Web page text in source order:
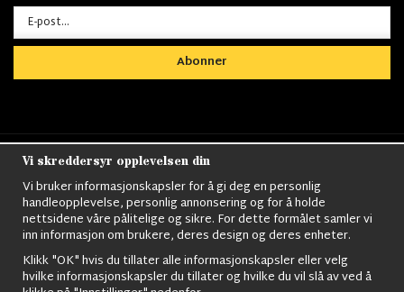
Abonner
Nordens största utbud av
kläder,Militärtöverskott, Militärutrustning, Ordningsvakt
utrustning,väktarkläder,Militärbyxor,Militärjackor,M65
Jackor,Bomberjackor,Militärkängor,Militära Ryggsäckar,Vintage Army
kläder,Sjömanskläder,Paracord,Gasmask,Ghillie
Vi skreddersyr opplevelsen din
Vi bruker informasjonskapsler for å gi deg en personlig
handleopplevelse, personlig annonsering og for å holde
nettsidene våre pålitelige og sikre. For dette formålet samler vi
inn informasjon om brukere, deres design og deres enheter.
Klikk "OK" hvis du tillater alle informasjonskapsler eller velg
hvilke informasjonskapsler du tillater og hvilke du vil slå av ved å